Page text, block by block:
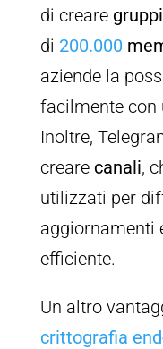
di creare gruppi
di 200.000
aziende la
facilmente con
Inoltre,
creare canali,
utilizzati per
aggiornamenti
efficiente.
Un altro
crittografia